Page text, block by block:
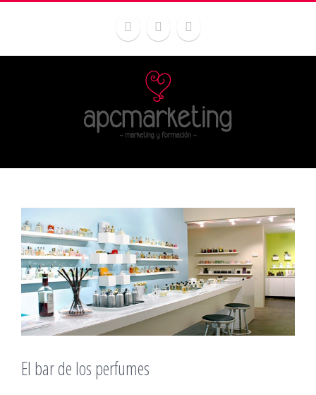
El bar de los perfumes